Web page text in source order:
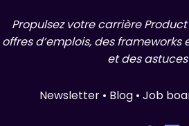
Propulsez votre carrière
offres d’emplois, des
et des astuces
Newsletter • Blog • Job